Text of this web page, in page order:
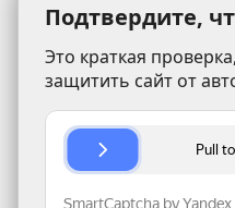
Подтвердите,
Это краткая
защитить сайт от